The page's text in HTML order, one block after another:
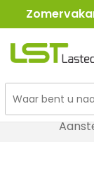
Ga
naar